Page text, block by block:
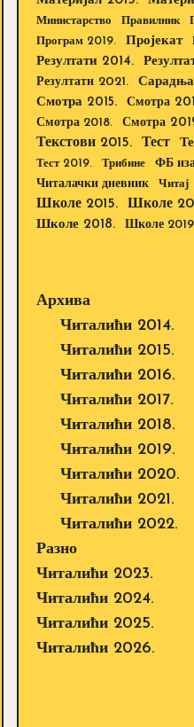
Министарство
Правилник
Програм 2019.
Пројекат
Резултати 2014.
Резултати 2021. Сарадња
Смотра 2015. Смотра
Смотра 2018. Смотра
Текстови 2015. Тест
Тест 2019.
Трибине ФБ
Читалачки дневник
Читај
Школе 2015. Школе
Школе 2018.
Школе
Архива
Читалићи 2014.
Читалићи 2015.
Читалићи 2016.
Читалићи 2017.
Читалићи 2018.
Читалићи 2019.
Читалићи 2020.
Читалићи 2021.
Читалићи 2022.
Разно
Читалићи 2023.
Читалићи 2024.
Читалићи 2025.
Читалићи 2026.